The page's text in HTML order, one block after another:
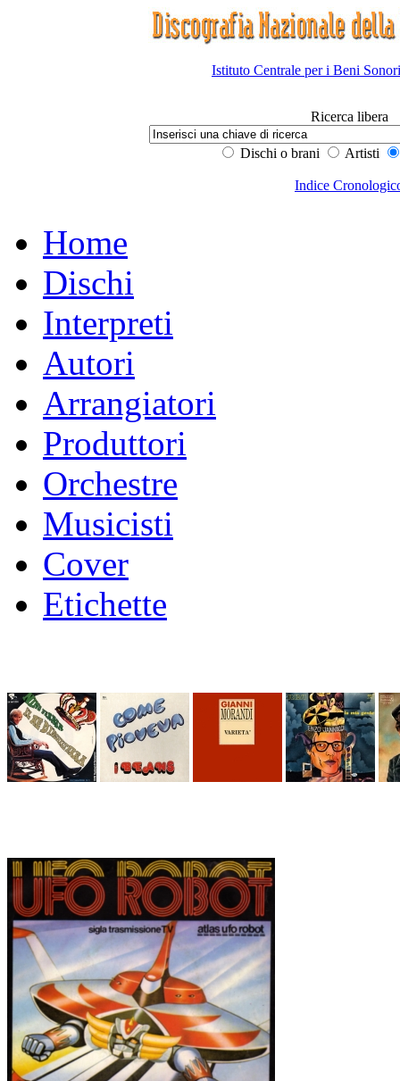
Istituto Centrale per i Beni
Ricerca libera
Dischi o brani Artisti
Indice
Home
Dischi
Interpreti
Autori
Arrangiatori
Produttori
Orchestre
Musicisti
Cover
Etichette